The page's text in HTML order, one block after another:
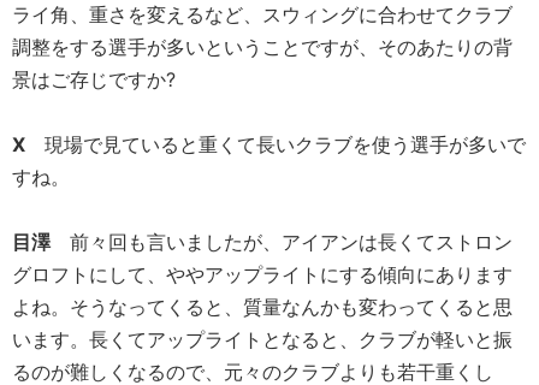
ライ角、重さを変えるなど、スウィングに合わせてクラブ
調整をする選手が多いということですが、そのあたりの背
景はご存じですか?
X 現場で見ていると重くて長いクラブを使う選手が多いで
すね。
目澤 前々回も言いましたが、アイアンは長くてストロン
グロフトにして、ややアップライトにする傾向にあります
よね。そうなってくると、質量なんかも変わってくると思
います。長くてアップライトとなると、クラブが軽いと振
るのが難しくなるので、元々のクラブよりも若干重くし